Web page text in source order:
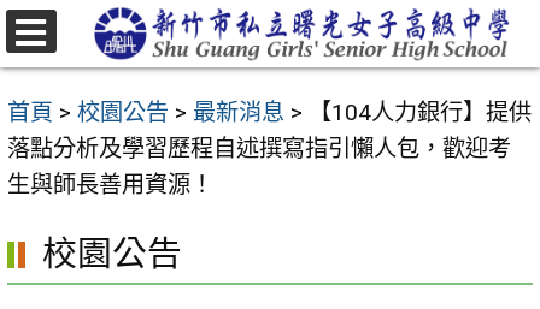
跳
至
要
內
容
首頁 > 校園公告 > 最新消息 >
【104人力銀行】提供
落點分析及學習歷程自述撰寫指引懶人包，歡迎考
生與師長善用資源！
校園公告
選
單